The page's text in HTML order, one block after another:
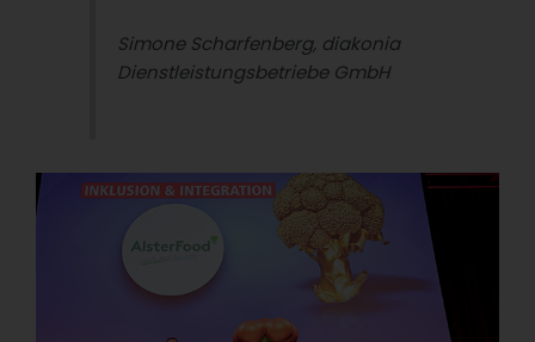
Simone Scharfenberg, diakonia
Dienstleistungsbetriebe GmbH